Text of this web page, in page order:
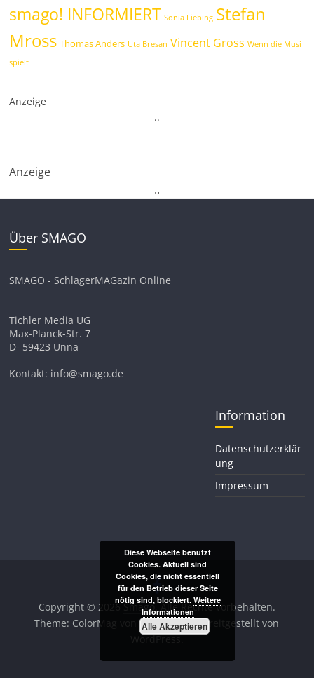
smago! INFORMIERT Sonia Liebing Stefan
Mross Thomas Anders Uta Bresan Vincent Gross Wenn die Musi
spielt
Anzeige
..
Anzeige
..
Über SMAGO
SMAGO - SchlagerMAGazin Online
Tichler Media UG
Max-Planck-Str. 7
D- 59423 Unna
Kontakt: info@smago.de
Information
Datenschutzerklär
ung
Impressum
Copyright © 2026Smago. Alle Rechte vorbehalten.
Theme: ColorMag
von ThemeGrill. Bereitgestellt von
WordPress.
Diese Webseite benutzt
Cookies. Aktuell sind
Cookies, die nicht essentiell
für den Betrieb dieser Seite
nötig sind, blockiert. Weitere
Informationen
Alle Akzeptieren